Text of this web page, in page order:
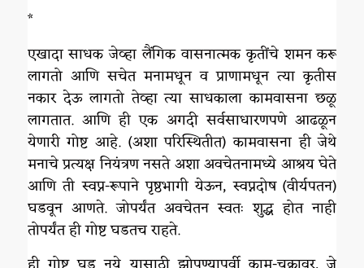
*
एखादा साधक जेव्हा लैंगिक वासनात्मक कृतींचे शमन करू
लागतो आणि सचेत मनामधून व प्राणामधून त्या कृतीस
नकार देऊ लागतो तेव्हा त्या साधकाला कामवासना छळू
लागतात. आणि ही एक अगदी सर्वसाधारणपणे आढळून
येणारी गोष्ट आहे. (अशा परिस्थितीत) कामवासना ही जेथे
मनाचे प्रत्यक्ष नियंत्रण नसते अशा अवचेतनामध्ये आश्रय घेते
आणि ती स्वप्न-रूपाने पृष्ठभागी येऊन, स्वप्नदोष (वीर्यपतन)
घडवून आणते. जोपर्यंत अवचेतन स्वतः शुद्ध होत नाही
तोपर्यंत ही गोष्ट घडतच राहते.